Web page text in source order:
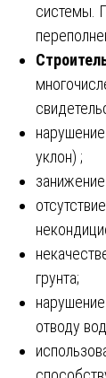
системы.
уклон) ;
грунта;
отводу